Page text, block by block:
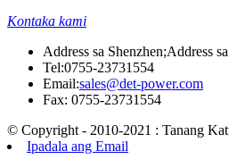
Kontaka kami
Address sa Shenzhen;Address
Tel:0755-23731554
Email:sales@det-power.com
Fax: 0755-23731554
© Copyright - 2010-2021 : Tanang
Ipadala ang Email